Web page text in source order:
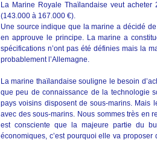
La Marine Royale Thaïlandaise veut
(143.000 à 167.000 €).
Une source indique que la marine a décidé
en approuve le principe. La marine a
spécifications n’ont pas été définies mais la
probablement l’Allemagne.
La marine thaïlandaise souligne le besoin
que peu de connaissance de la technologie
pays voisins disposent de sous-marins. Mais
avec des sous-marins. Nous sommes très en
est consciente que la majeure partie du
économiques, c’est pourquoi elle va proposer